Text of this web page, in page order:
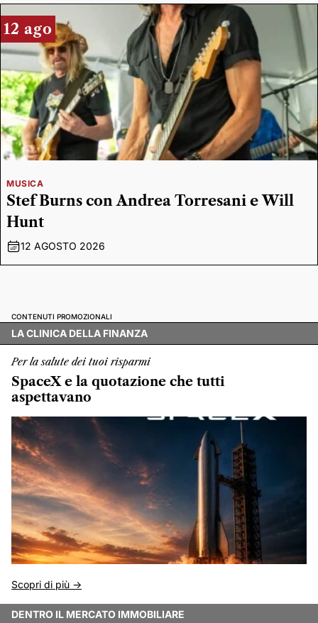
12 ago
MUSICA
Stef Burns con Andrea Torresani e Will
Hunt
12 AGOSTO 2026
CONTENUTI PROMOZIONALI
LA CLINICA DELLA FINANZA
Per la salute dei tuoi risparmi
SpaceX e la quotazione che tutti
aspettavano
Scopri di più ->
DENTRO IL MERCATO IMMOBILIARE